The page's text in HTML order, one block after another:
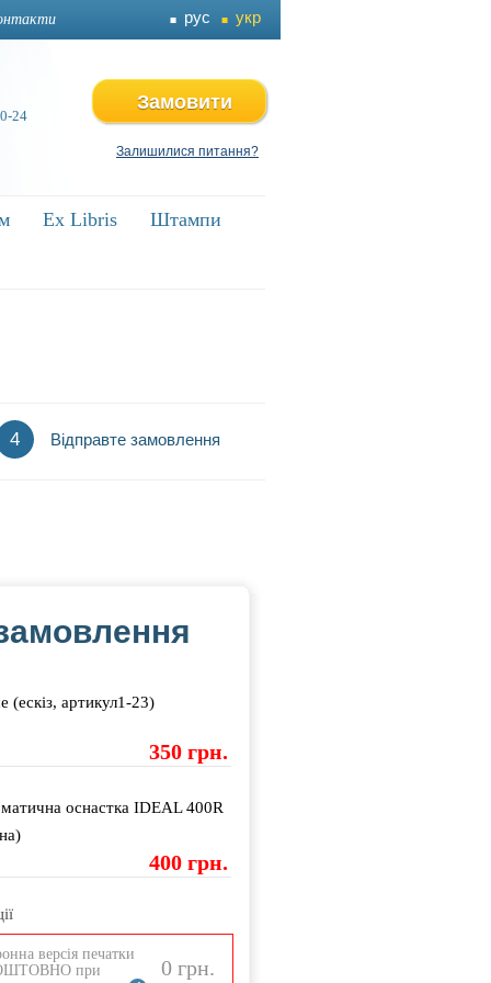
рус укр
24
Замовити
Залишилися питання?
Ex Libris
Ex Libris Штампи
Штампи
4 Відправте замовлення
(ескіз, артикул1-23)
350 грн.
оснастка IDEAL 400R
400 грн.
версія печатки
при
0 грн.